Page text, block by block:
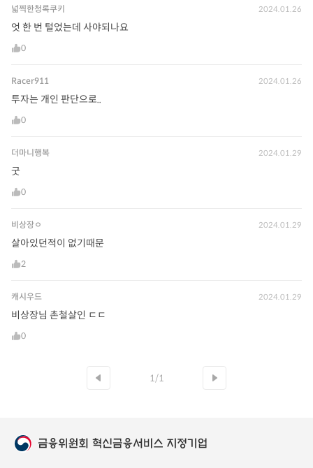
넓찍한청록쿠키 2024.01.26
엇 한 번 털었는데 사야되나요
0
Racer911 2024.01.26
투자는 개인 판단으로..
0
더마니행복 2024.01.29
굿
0
비상장ㅇ 2024.01.29
살아있던적이 없기때문
2
캐시우드 2024.01.29
비상장님 촌철살인 ㄷㄷ
0
1/1